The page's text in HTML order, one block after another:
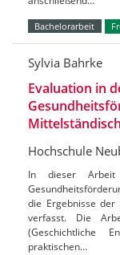
Bachelorarbeit
Sylvia Bahrke
Evaluation in
Hochschule
In dieser Arbeit
die Ergebnisse
verfasst. Die
(Geschichtliche
praktischen…